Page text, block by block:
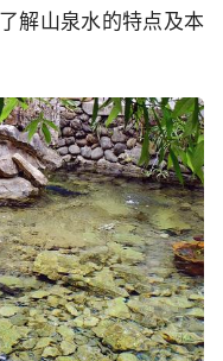
解山泉水的特点及本